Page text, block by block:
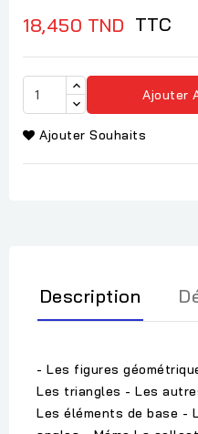
18,450 TND TTC
Ajouter
Ajouter Souhaits
Description
- Les figures
Les triangles - Les
Les éléments de base -